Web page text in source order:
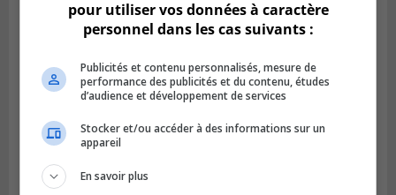
pour utiliser vos données à caractère
personnel dans les cas suivants :
Publicités et contenu personnalisés, mesure de
performance des publicités et du contenu, études
d’audience et développement de services
Stocker et/ou accéder à des informations sur un
appareil
En savoir plus